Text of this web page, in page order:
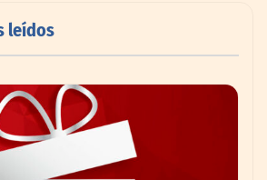
con una experiencia
y segura
leídos